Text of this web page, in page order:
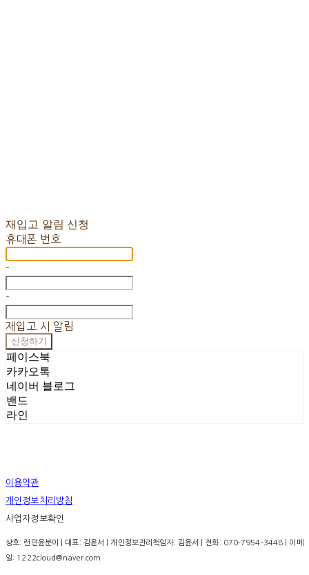
재입고 알림 신청
휴대폰 번호
-
-
재입고 시 알림
신청하기
페이스북
카카오톡
네이버 블로그
밴드
라인
이용약관
개인정보처리방침
사업자정보확인
상호: 런던윤분이 | 대표: 김윤서 | 개인정보관리책임자: 김윤서 | 전화: 070-7954-3448 | 이메
일: 1222cloud@naver.com